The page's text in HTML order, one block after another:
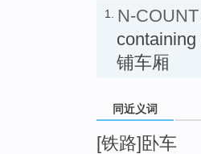
1. N-COUNT
铺车厢
同近义词
[铁路]卧车